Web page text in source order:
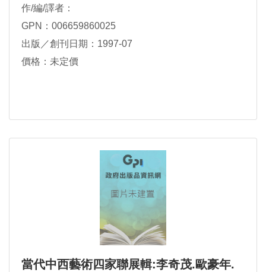
作/編/譯者：
GPN：006659860025
出版／創刊日期：1997-07
價格：未定價
當代中西藝術四家聯展輯:李奇茂.歐豪年.